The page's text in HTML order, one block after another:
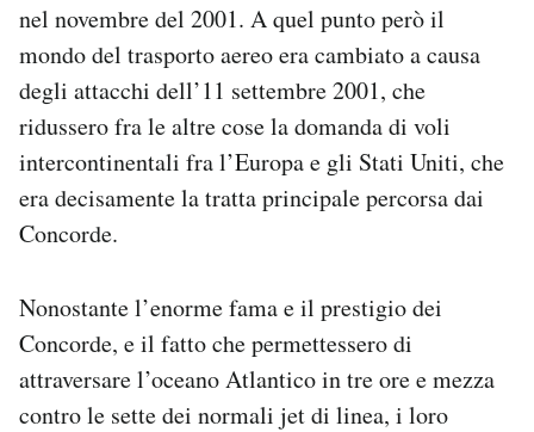
nel novembre del 2001. A quel punto però il
mondo del trasporto aereo era cambiato a causa
degli attacchi dell’11 settembre 2001, che
ridussero fra le altre cose la domanda di voli
intercontinentali fra l’Europa e gli Stati Uniti, che
era decisamente la tratta principale percorsa dai
Concorde.
Nonostante l’enorme fama e il prestigio dei
Concorde, e il fatto che permettessero di
attraversare l’oceano Atlantico in tre ore e mezza
contro le sette dei normali jet di linea, i loro